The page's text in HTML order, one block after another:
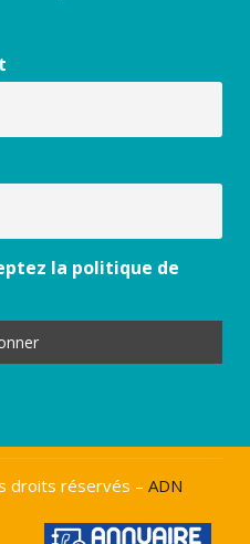
la politique de
droits réservés – ADN